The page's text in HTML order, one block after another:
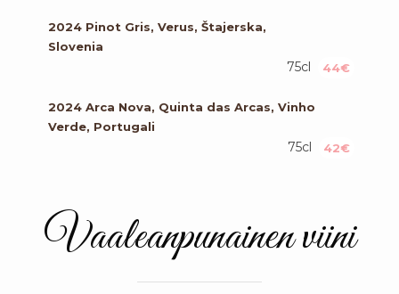
2024 Pinot Gris, Verus, Štajerska,
Slovenia
44€
75cl
2024 Arca Nova, Quinta das Arcas, Vinho
Verde, Portugali
42€
75cl
Vaaleanpunainen viini